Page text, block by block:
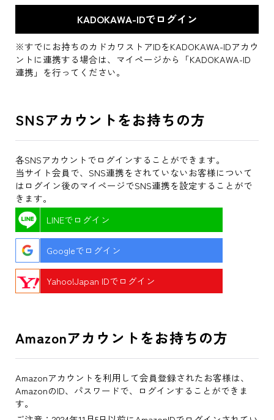
※すでにお持ちのカドカワストアIDをKADOKAWA-IDアカウ
ントに連携する場合は、マイページから「KADOKAWA-ID
連携」を行ってください。
SNSアカウントをお持ちの方
各SNSアカウントでログインすることができます。
当サイト会員で、SNS連携をされていないお客様について
はログイン後のマイページでSNS連携を設定することがで
きます。
LINEでログイン
Googleでログイン
Yahoo!Japan IDでログイン
Amazonアカウントをお持ちの方
Amazonアカウントを利用して会員登録されたお客様は、
AmazonのID、パスワードで、ログインすることができま
す。